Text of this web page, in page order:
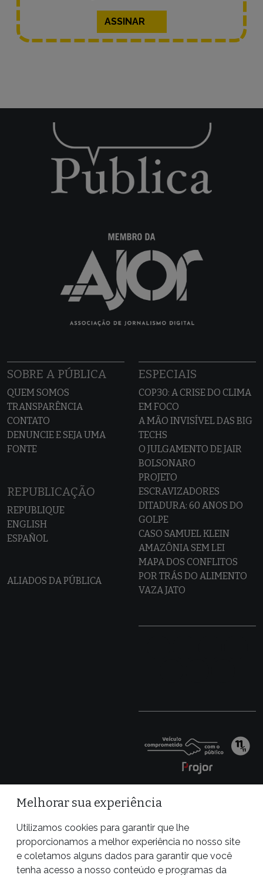
ASSINAR
SOBRE A PÚBLICA
QUEM SOMOS
TRANSPARÊNCIA
CONTATO
DENUNCIE E SEJA UMA
FONTE
REPUBLICAÇÃO
REPUBLIQUE
ENGLISH
ESPAÑOL
ALIADOS DA PÚBLICA
ESPECIAIS
COP30: A CRISE DO CLIMA
EM FOCO
A MÃO INVISÍVEL DAS BIG
TECHS
O JULGAMENTO DE JAIR
BOLSONARO
PROJETO
ESCRAVIZADORES
DITADURA: 60 ANOS DO
GOLPE
CASO SAMUEL KLEIN
AMAZÔNIA SEM LEI
MAPA DOS CONFLITOS
POR TRÁS DO ALIMENTO
VAZA JATO
Melhorar sua experiência
Utilizamos cookies para garantir que lhe
proporcionamos a melhor experiência no nosso site
e coletamos alguns dados para garantir que você
tenha acesso a nosso conteúdo e programas da